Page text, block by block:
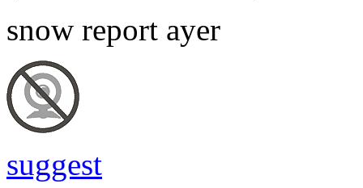
snow report ayer
suggest